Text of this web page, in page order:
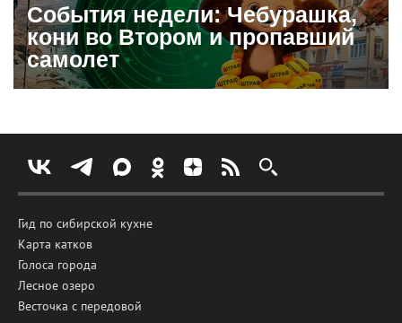
События недели: Чебурашка,
кони во Втором и пропавший
самолет
Гид по сибирской кухне
Карта катков
Голоса города
Лесное озеро
Весточка с передовой